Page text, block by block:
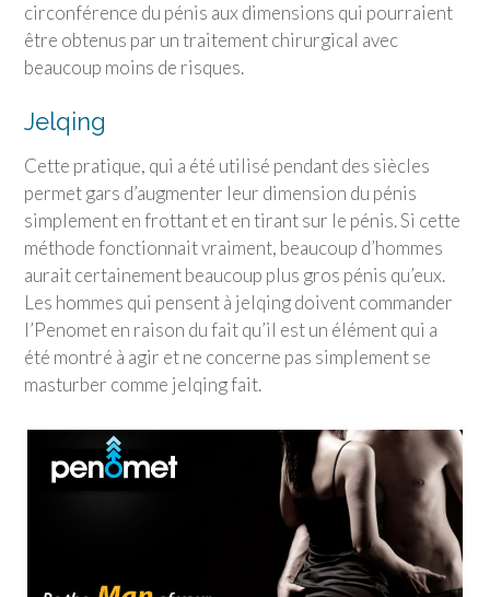
circonférence du pénis aux dimensions qui pourraient
être obtenus par un traitement chirurgical avec
beaucoup moins de risques.
Jelqing
Cette pratique, qui a été utilisé pendant des siècles
permet gars d’augmenter leur dimension du pénis
simplement en frottant et en tirant sur le pénis. Si cette
méthode fonctionnait vraiment, beaucoup d’hommes
aurait certainement beaucoup plus gros pénis qu’eux.
Les hommes qui pensent à jelqing doivent commander
l’Penomet en raison du fait qu’il est un élément qui a
été montré à agir et ne concerne pas simplement se
masturber comme jelqing fait.